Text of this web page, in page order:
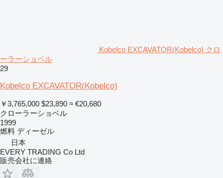
Kobelco EXCAVATOR(Kobelco) クロ
ーラーショベル
29
Kobelco EXCAVATOR(Kobelco)
￥3,765,000 $23,890 ≈ €20,680
クローラーショベル
1999
燃料 ディーゼル
日本
EVERY TRADING Co Ltd
販売会社に連絡